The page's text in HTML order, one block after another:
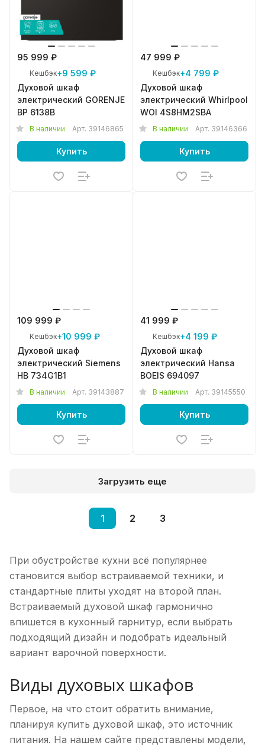
95 999 ₽
Кешбэк+9 599 ₽
Духовой шкаф
электрический GORENJE
BP 6138B
В наличии Арт. 39146865
Купить
47 999 ₽
Кешбэк+4 799 ₽
Духовой шкаф
электрический Whirlpool
WOI 4S8HM2SBA
В наличии Арт. 39146366
Купить
109 999 ₽
Кешбэк+10 999 ₽
Духовой шкаф
электрический Siemens
HB 734G1B1
В наличии Арт. 39143887
Купить
41 999 ₽
Кешбэк+4 199 ₽
Духовой шкаф
электрический Hansa
BOEIS 694097
В наличии Арт. 39145550
Купить
Загрузить еще
1 2 3
При обустройстве кухни всё популярнее
становится выбор встраиваемой техники, и
стандартные плиты уходят на второй план.
Встраиваемый духовой шкаф гармонично
впишется в кухонный гарнитур, если выбрать
подходящий дизайн и подобрать идеальный
вариант варочной поверхности.
Виды духовых шкафов
Первое, на что стоит обратить внимание,
планируя купить духовой шкаф, это источник
питания. На нашем сайте представлены модели,